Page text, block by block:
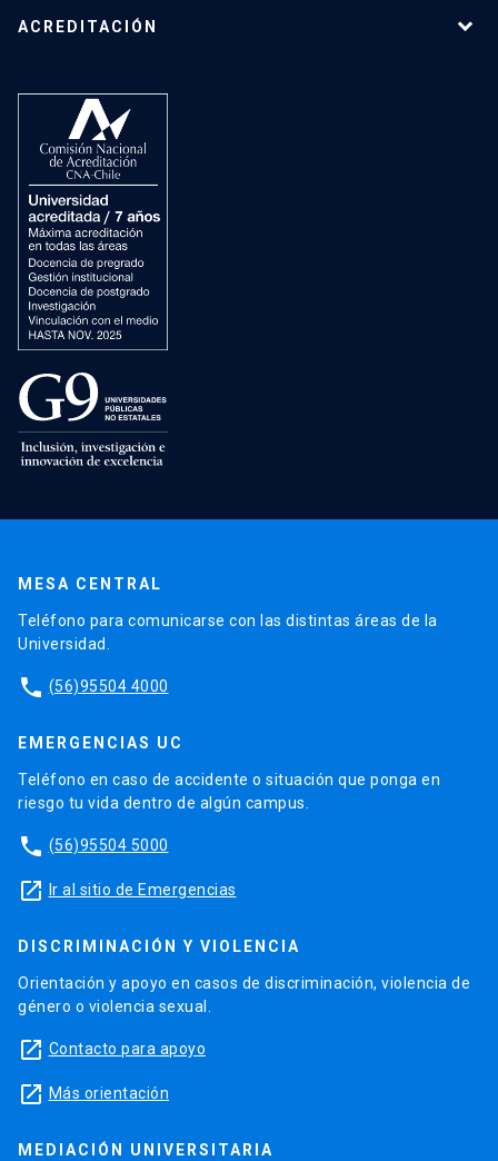
ACREDITACIÓN
MESA CENTRAL
Teléfono para comunicarse con las distintas áreas de la
Universidad.
phone (56)95504 4000
EMERGENCIAS UC
Teléfono en caso de accidente o situación que ponga en
riesgo tu vida dentro de algún campus.
phone (56)95504 5000
launch Ir al sitio de Emergencias
DISCRIMINACIÓN Y VIOLENCIA
Orientación y apoyo en casos de discriminación, violencia de
género o violencia sexual.
launch Contacto para apoyo
launch Más orientación
MEDIACIÓN UNIVERSITARIA